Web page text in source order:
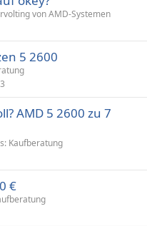
von AMD-Systemen
5 2600
AMD 5 2600 zu 7
Kaufberatung
€